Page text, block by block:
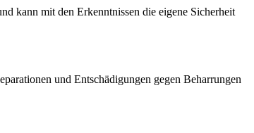
kann mit den Erkenntnissen die eigene Sicherheit
und Entschädigungen gegen Beharrungen